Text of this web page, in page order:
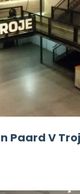
Paard V